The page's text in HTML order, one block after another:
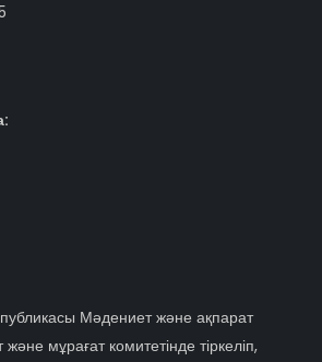
Мәдениет және ақпарат
және мұрағат комитетінде тіркеліп,